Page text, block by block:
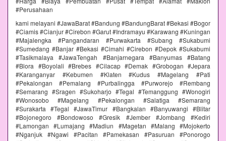
#Perusahaan
kami melayani #JawaBarat #Bandung #BandungBarat #Bekasi #Bogor
#Ciamis #Cianjur #Cirebon #Garut #Indramayu #Karawang #Kuningan
#Majalengka #Pangandaran #Purwakarta #Subang #Sukabumi
#Sumedang #Banjar #Bekasi #Cimahi #Cirebon #Depok #Sukabumi
#Tasikmalaya #JawaTengah #Banjarnegara #Banyumas #Batang
#Blora #Boyolali #Brebes #Cilacap #Demak #Grobogan #Jepara
#Karanganyar #Kebumen #Klaten #Kudus #Magelang #Pati
#Pekalongan #Pemalang #Purbalingga #Purworejo #Rembang
#Semarang #Sragen #Sukoharjo #Tegal #Temanggung #Wonogiri
#Wonosobo #Magelang #Pekalongan #Salatiga #Semarang
#Surakarta #Tegal #JawaTimur #Bangkalan #Banyuwangi #Blitar
#Bojonegoro #Bondowoso #Gresik #Jember #Jombang #Kediri
#Lamongan #Lumajang #Madiun #Magetan #Malang #Mojokerto
#Nganjuk #Ngawi #Pacitan #Pamekasan #Pasuruan #Ponorogo